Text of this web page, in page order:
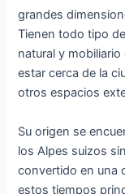
grandes
Tienen todo tipo
natural y
estar cerca de la
otros espacios
Su origen se
los Alpes suizos
convertido en una
estos tiempos